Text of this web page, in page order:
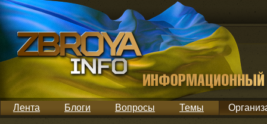
Лента Блоги Вопросы Темы